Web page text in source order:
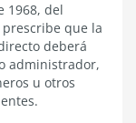
1968, del
que la
deberá
administrador,
u otros